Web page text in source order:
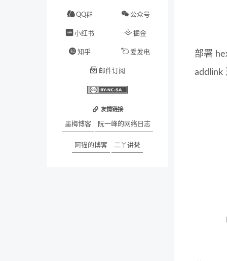
部署
addlink
QQ群 公众号
小红书 掘金
知乎 爱发电
邮件订阅
友情链接
墨梅博客 阮一峰的网络日志
阿猫的博客 二丫讲梵